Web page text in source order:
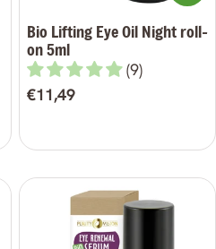
Bio Lifting Eye Oil Night roll-
on 5ml
(9)
Bežná
€11,49